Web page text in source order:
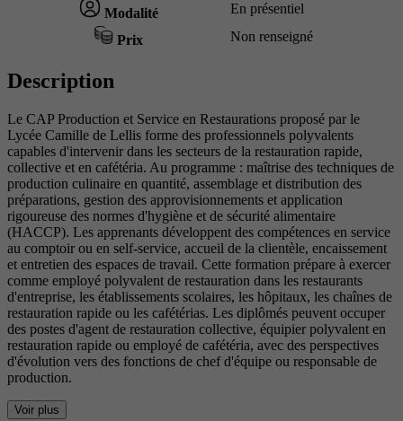
Modalité En présentiel
Prix Non renseigné
Description
Le CAP Production et Service en Restaurations proposé par le
Lycée Camille de Lellis forme des professionnels polyvalents
capables d'intervenir dans les secteurs de la restauration rapide,
collective et en cafétéria. Au programme : maîtrise des techniques de
production culinaire en quantité, assemblage et distribution des
préparations, gestion des approvisionnements et application
rigoureuse des normes d'hygiène et de sécurité alimentaire
(HACCP). Les apprenants développent des compétences en service
au comptoir ou en self-service, accueil de la clientèle, encaissement
et entretien des espaces de travail. Cette formation prépare à exercer
comme employé polyvalent de restauration dans les restaurants
d'entreprise, les établissements scolaires, les hôpitaux, les chaînes de
restauration rapide ou les cafétérias. Les diplômés peuvent occuper
des postes d'agent de restauration collective, équipier polyvalent en
restauration rapide ou employé de cafétéria, avec des perspectives
d'évolution vers des fonctions de chef d'équipe ou responsable de
production.
Voir plus